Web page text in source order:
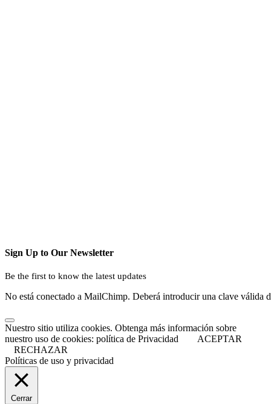
Sign Up to Our Newsletter
Be the first to know the latest updates
No está conectado a MailChimp. Deberá introducir una clave válida
Nuestro sitio utiliza cookies. Obtenga más información sobre
nuestro uso de cookies: política de Privacidad
ACEPTAR
RECHAZAR
Políticas de uso y privacidad
Cerrar